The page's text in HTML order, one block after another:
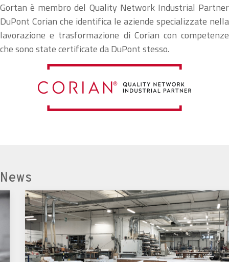
Gortan è membro del Quality Network Industrial Partner
DuPont Corian che identifica le aziende specializzate nella
lavorazione e trasformazione di Corian con competenze
che sono state certificate da DuPont stesso.
News